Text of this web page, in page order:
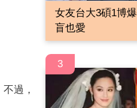
過，
女友台大3碩1博
盲也愛
3